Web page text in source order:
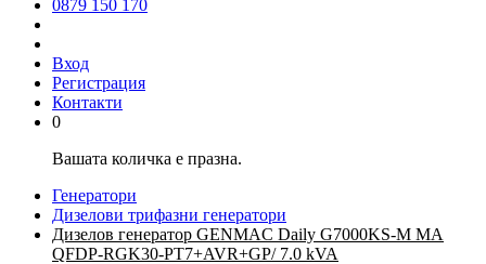
0879 150 170
Вход
Регистрация
Контакти
0
Вашата количка е празна.
Генератори
Дизелови трифазни генератори
Дизелов генератор GENMAC Daily G7000KS-M MA
QFDP-RGK30-PT7+AVR+GP/ 7.0 kVA